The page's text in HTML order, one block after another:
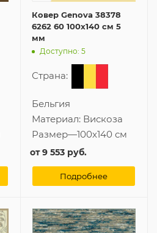
Ковер Genova 38378
6262 60 100x140 см 5
мм
Доступно: 5
Страна:
Бельгия
Материал: Вискоза
Размер—100x140 см
от9 553 руб.
Подробнее